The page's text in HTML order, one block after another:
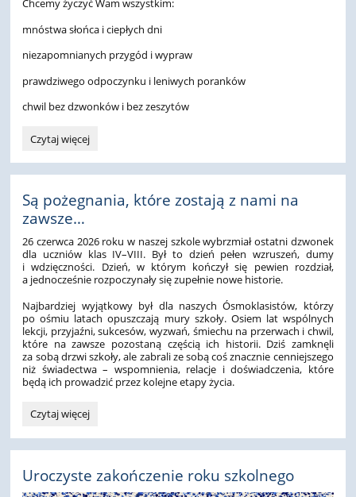
Chcemy życzyć Wam wszystkim:
mnóstwa słońca i ciepłych dni
niezapomnianych przygód i wypraw
prawdziwego odpoczynku i leniwych poranków
chwil bez dzwonków i bez zeszytów
KONIEC
SZKOLNEGO!:
Czytaj więcej
Są pożegnania, które zostają z nami na
zawsze…
26 czerwca 2026 roku w naszej szkole wybrzmiał ostatni dzwonek
dla uczniów klas IV–VIII. Był to dzień pełen wzruszeń, dumy
i wdzięczności. Dzień, w którym kończył się pewien rozdział,
a jednocześnie rozpoczynały się zupełnie nowe historie.
Najbardziej wyjątkowy był dla naszych Ósmoklasistów, którzy
po ośmiu latach opuszczają mury szkoły. Osiem lat wspólnych
lekcji, przyjaźni, sukcesów, wyzwań, śmiechu na przerwach i chwil,
które na zawsze pozostaną częścią ich historii. Dziś zamknęli
za sobą drzwi szkoły, ale zabrali ze sobą coś znacznie cenniejszego
niż świadectwa – wspomnienia, relacje i doświadczenia, które
będą ich prowadzić przez kolejne etapy życia.
Są
które
z
nami
Czytaj więcej
Uroczyste zakończenie roku szkolnego